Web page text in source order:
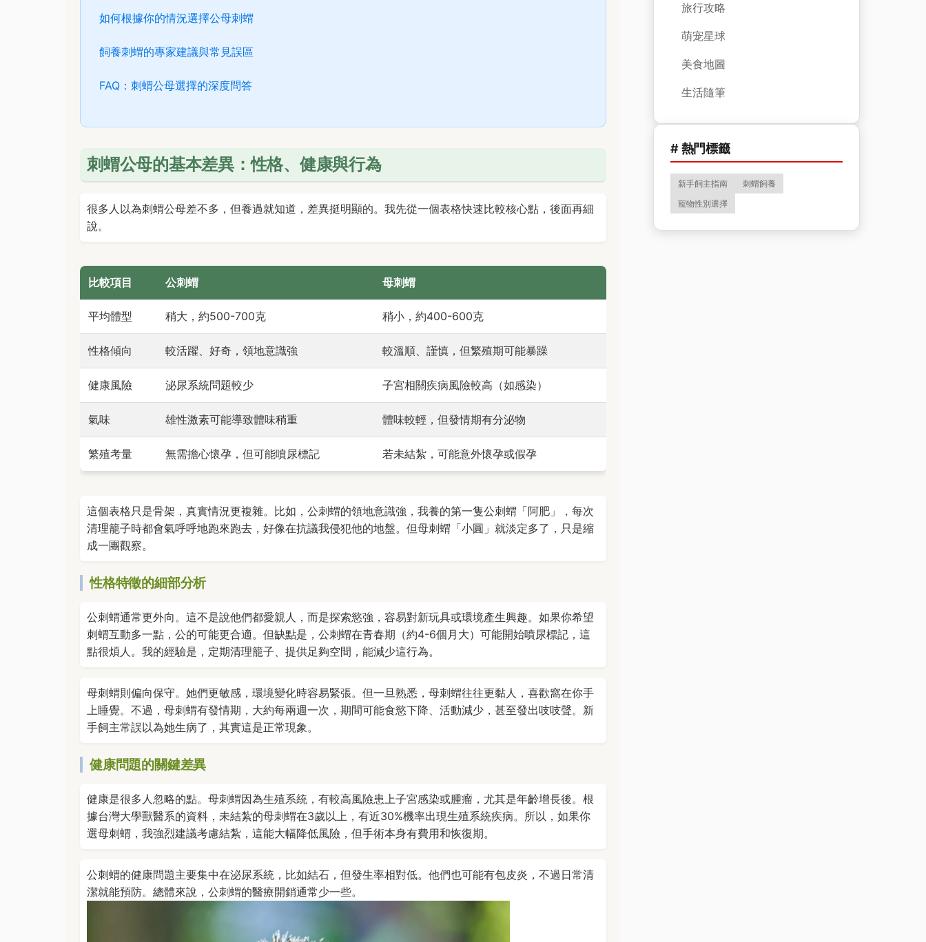
如何根據你的情況選擇公母刺蝟
飼養刺蝟的專家建議與常見誤區
FAQ：刺蝟公母選擇的深度問答
刺蝟公母的基本差異：性格、健康與行為
很多人以為刺蝟公母差不多，但養過就知道，差異挺明顯的。我先從一個表格快速比較核心點，後面再細
說。
比較項目 公刺蝟 母刺蝟
平均體型 稍大，約500-700克 稍小，約400-600克
性格傾向 較活躍、好奇，領地意識強 較溫順、謹慎，但繁殖期可能暴躁
健康風險 泌尿系統問題較少 子宮相關疾病風險較高（如感染）
氣味 雄性激素可能導致體味稍重 體味較輕，但發情期有分泌物
繁殖考量 無需擔心懷孕，但可能噴尿標記 若未結紮，可能意外懷孕或假孕
這個表格只是骨架，真實情況更複雜。比如，公刺蝟的領地意識強，我養的第一隻公刺蝟「阿肥」，每次
清理籠子時都會氣呼呼地跑來跑去，好像在抗議我侵犯他的地盤。但母刺蝟「小圓」就淡定多了，只是縮
成一團觀察。
性格特徵的細部分析
公刺蝟通常更外向。這不是說他們都愛親人，而是探索慾強，容易對新玩具或環境產生興趣。如果你希望
刺蝟互動多一點，公的可能更合適。但缺點是，公刺蝟在青春期（約4-6個月大）可能開始噴尿標記，這
點很煩人。我的經驗是，定期清理籠子、提供足夠空間，能減少這行為。
母刺蝟則偏向保守。她們更敏感，環境變化時容易緊張。但一旦熟悉，母刺蝟往往更黏人，喜歡窩在你手
上睡覺。不過，母刺蝟有發情期，大約每兩週一次，期間可能食慾下降、活動減少，甚至發出吱吱聲。新
手飼主常誤以為她生病了，其實這是正常現象。
健康問題的關鍵差異
健康是很多人忽略的點。母刺蝟因為生殖系統，有較高風險患上子宮感染或腫瘤，尤其是年齡增長後。根
據台灣大學獸醫系的資料，未結紮的母刺蝟在3歲以上，有近30%機率出現生殖系統疾病。所以，如果你
選母刺蝟，我強烈建議考慮結紮，這能大幅降低風險，但手術本身有費用和恢復期。
公刺蝟的健康問題主要集中在泌尿系統，比如結石，但發生率相對低。他們也可能有包皮炎，不過日常清
潔就能預防。總體來說，公刺蝟的醫療開銷通常少一些。
旅行攻略
萌宠星球
美食地圖
生活隨筆
# 熱門標籤
新手飼主指南
刺蝟飼養
寵物性別選擇